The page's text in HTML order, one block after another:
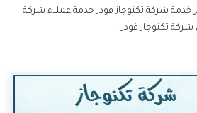
خدمة شركة تكنوجاز فودز خدمة عملاء شركة
تكنوجاز فودز.